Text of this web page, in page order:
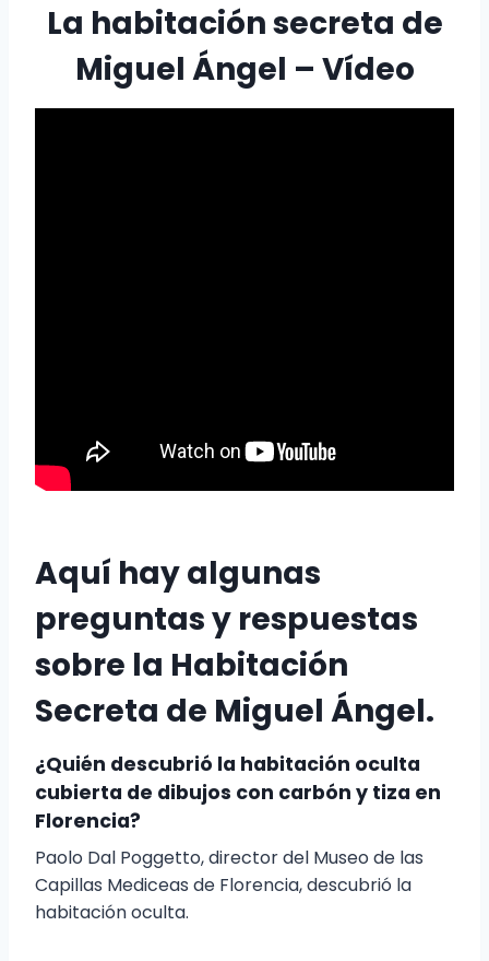
La habitación secreta de
Miguel Ángel – Vídeo
Aquí hay algunas
preguntas y respuestas
sobre la Habitación
Secreta de Miguel Ángel.
¿Quién descubrió la habitación oculta
cubierta de dibujos con carbón y tiza en
Florencia?
Paolo Dal Poggetto, director del Museo de las
Capillas Mediceas de Florencia, descubrió la
habitación oculta.